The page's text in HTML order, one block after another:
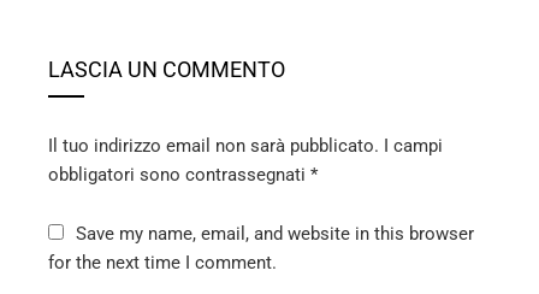
LASCIA UN COMMENTO
Il tuo indirizzo email non sarà pubblicato. I campi
obbligatori sono contrassegnati *
Save my name, email, and website in this browser
for the next time I comment.